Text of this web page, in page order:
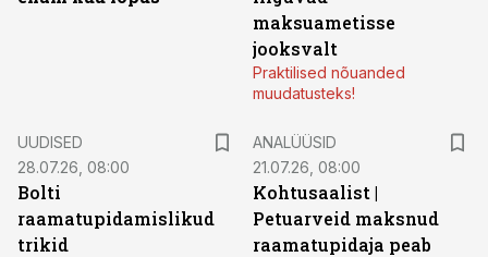
maksuametisse
jooksvalt
Praktilised nõuanded
muudatusteks!
UUDISED
28.07.26, 08:00
Bolti
raamatupidamislikud
trikid
ANALÜÜSID
21.07.26, 08:00
Kohtusaalist |
Petuarveid maksnud
raamatupidaja peab